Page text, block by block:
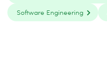
Software Engineering